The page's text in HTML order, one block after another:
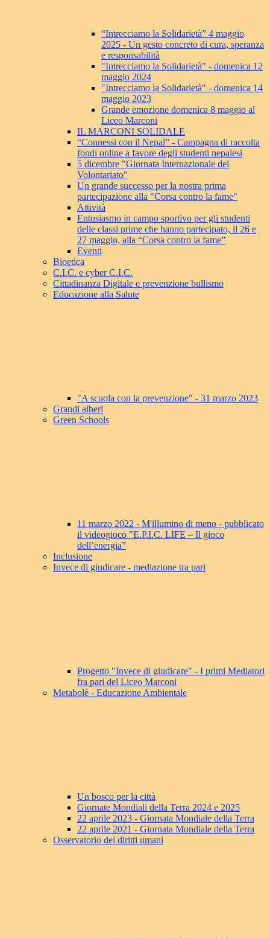
“Intrecciamo la Solidarietà” 4 maggio
2025 - Un gesto concreto di cura, speranza
e responsabilità
"Intrecciamo la Solidarietà" - domenica 12
maggio 2024
"Intrecciamo la Solidarietà" - domenica 14
maggio 2023
Grande emozione domenica 8 maggio al
Liceo Marconi
IL MARCONI SOLIDALE
“Connessi con il Nepal” - Campagna di raccolta
fondi online a favore degli studenti nepalesi
5 dicembre "Giornata Internazionale del
Volontariato"
Un grande successo per la nostra prima
partecipazione alla "Corsa contro la fame"
Attività
Entusiasmo in campo sportivo per gli studenti
delle classi prime che hanno partecipato, il 26 e
27 maggio, alla “Corsa contro la fame”
Eventi
Bioetica
C.I.C. e cyber C.I.C.
Cittadinanza Digitale e prevenzione bullismo
Educazione alla Salute
"A scuola con la prevenzione" - 31 marzo 2023
Grandi alberi
Green Schools
11 marzo 2022 - M'illumino di meno - pubblicato
il videogioco "E.P.I.C. LIFE – Il gioco
dell’energia”
Inclusione
Invece di giudicare - mediazione tra pari
Progetto "Invece di giudicare" - I primi Mediatori
fra pari del Liceo Marconi
Metabolè - Educazione Ambientale
Un bosco per la città
Giornate Mondiali della Terra 2024 e 2025
22 aprile 2023 - Giornata Mondiale della Terra
22 aprile 2021 - Giornata Mondiale della Terra
Osservatorio dei diritti umani